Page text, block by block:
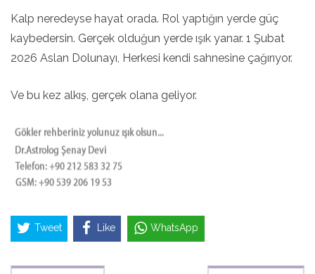
Kalp neredeyse hayat orada. Rol yaptığın yerde güç
kaybedersin. Gerçek olduğun yerde ışık yanar. 1 Şubat
2026 Aslan Dolunayı, Herkesi kendi sahnesine çağırıyor.
Ve bu kez alkış, gerçek olana geliyor.
Tweet Like WhatsApp